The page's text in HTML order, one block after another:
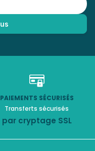
PAIEMENTS SÉCURISÉS
Transferts sécurisés
par cryptage SSL